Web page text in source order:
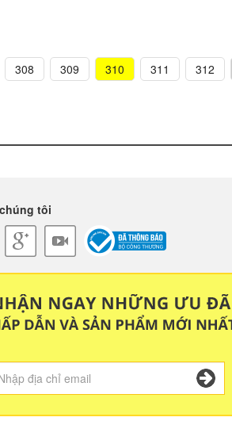
308 309 310 311 312
tôi